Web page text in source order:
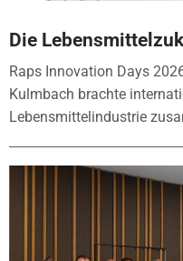
Die
Raps Innovation Days
Kulmbach brachte
Lebensmittelindustrie